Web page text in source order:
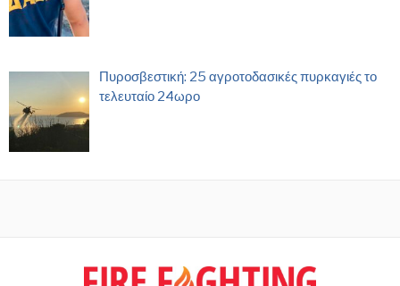
Πυροσβεστική: 25 αγροτοδασικές πυρκαγιές το
τελευταίο 24ωρο